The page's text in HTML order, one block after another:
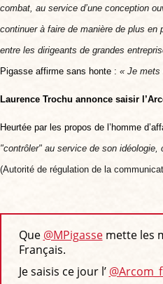
combat, au service d’une conception
continuer à faire de manière de plus en
entre les dirigeants de grandes
Pigasse affirme sans honte : « Je mets
Laurence Trochu annonce saisir
Heurtée par les propos de l’homme
"contrôler" au service de son idéologie,
(Autorité de régulation de la
Que @MPigassemette les
Français.
Je saisis ce jour l’